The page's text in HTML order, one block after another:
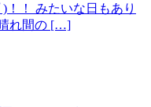
！！ みたいな日もあり
れ間の […]